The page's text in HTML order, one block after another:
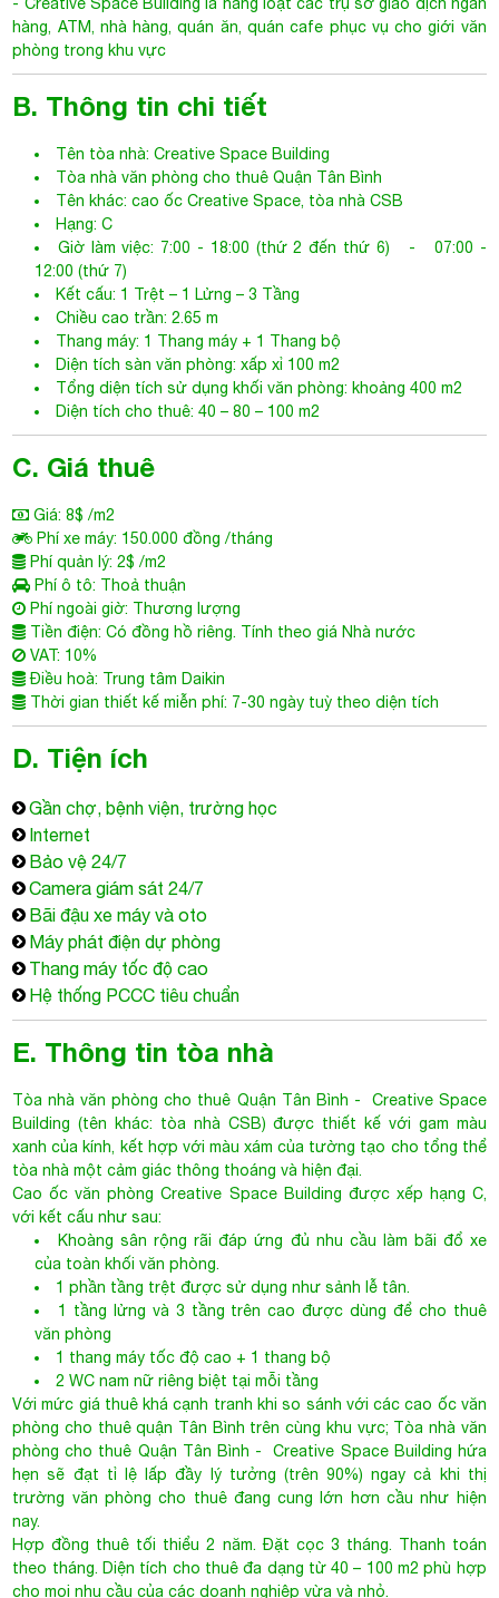
hàng, ATM, nhà hàng, quán ăn, quán cafe phục vụ cho giới văn
phòng trong khu vực
B. Thông tin chi tiết
Tên tòa nhà:Creative Space Building
Tòa nhà văn phòng cho thuê Quận Tân Bình
Tên khác: cao ốc Creative Space, tòa nhà CSB
Hạng: C
Giờ làm việc: 7:00 - 18:00 (thứ 2 đến thứ 6) - 07:00 -
12:00 (thứ 7)
Kết cấu: 1 Trệt – 1 Lửng – 3 Tầng
Chiều cao trần: 2.65 m
Thang máy: 1 Thang máy + 1 Thang bộ
Diện tích sàn văn phòng: xấp xỉ 100 m2
Tổng diện tích sử dụng khối văn phòng: khoảng 400 m2
Diện tích cho thuê: 40 – 80 – 100 m2
C. Giá thuê
Giá: 8$ /m2
Phí xe máy: 150.000 đồng /tháng
Phí quản lý: 2$ /m2
Phí ô tô: Thoả thuận
Phí ngoài giờ: Thương lượng
Tiền điện: Có đồng hồ riêng. Tính theo giá Nhà nước
VAT: 10%
Điều hoà: Trung tâm Daikin
Thời gian thiết kế miễn phí: 7-30 ngày tuỳ theo diện tích
D. Tiện ích
Gần chợ, bệnh viện, trường học
Internet
Bảo vệ 24/7
Camera giám sát 24/7
Bãi đậu xe máy và oto
Máy phát điện dự phòng
Thang máy tốc độ cao
Hệ thống PCCC tiêu chuẩn
E. Thông tin tòa nhà
Tòa nhà văn phòng cho thuê Quận Tân Bình - Creative Space
Building (tên khác: tòa nhà CSB) được thiết kế với gam màu
xanh của kính, kết hợp với màu xám của tường tạo cho tổng thể
tòa nhà một cảm giác thông thoáng và hiện đại.
Cao ốc văn phòngCreative Space Building được xếp hạng C,
với kết cấu như sau:
Khoàng sân rộng rãi đáp ứng đủ nhu cầu làm bãi đổ xe
của toàn khối văn phòng.
1 phần tầng trệt được sử dụng như sảnh lễ tân.
1 tầng lửng và 3 tầng trên cao được dùng để cho thuê
văn phòng
1 thang máy tốc độ cao + 1 thang bộ
2 WC nam nữ riêng biệt tại mỗi tầng
Với mức giá thuê khá cạnh tranh khi so sánh với các cao ốc văn
phòng cho thuê quận Tân Bình trên cùng khu vực; Tòa nhà văn
phòng cho thuê Quận Tân Bình - Creative Space Building hứa
hẹn sẽ đạt tỉ lệ lấp đầy lý tưởng (trên 90%) ngay cả khi thị
trường văn phòng cho thuê đang cung lớn hơn cầu như hiện
nay.
Hợp đồng thuê tối thiểu 2 năm. Đặt cọc 3 tháng. Thanh toán
theo tháng. Diện tích cho thuê đa dạng từ 40 – 100 m2 phù hợp
cho mọi nhu cầu của các doanh nghiệp vừa và nhỏ.